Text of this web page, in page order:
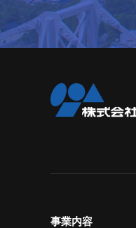
事業内容